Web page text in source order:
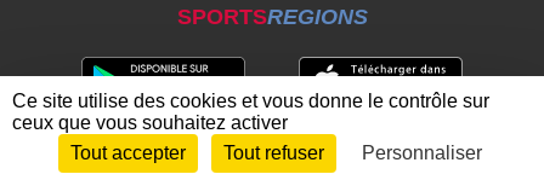
SPORTSREGIONS
Envie de participer ? CONNEXION
Ce site utilise des cookies et vous donne le contrôle sur
ceux que vous souhaitez activer
Tout accepter
Tout refuser Personnaliser